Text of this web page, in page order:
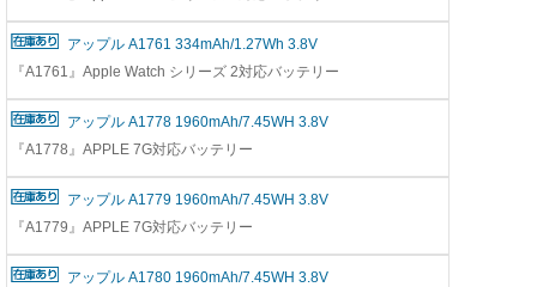
アップル A1761 334mAh/1.27Wh 3.8V
『A1761』Apple Watch シリーズ 2対応バッテリー
アップル A1778 1960mAh/7.45WH 3.8V
『A1778』APPLE 7G対応バッテリー
アップル A1779 1960mAh/7.45WH 3.8V
『A1779』APPLE 7G対応バッテリー
アップル A1780 1960mAh/7.45WH 3.8V